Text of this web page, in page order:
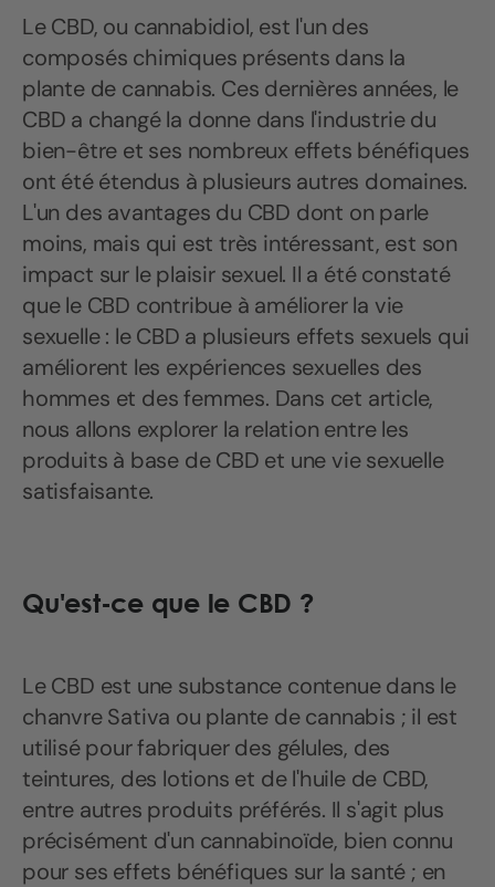
Le CBD, ou cannabidiol, est l'un des
composés chimiques présents dans la
plante de cannabis. Ces dernières années, le
CBD a changé la donne dans l'industrie du
bien-être et ses nombreux effets bénéfiques
ont été étendus à plusieurs autres domaines.
L'un des avantages du CBD dont on parle
moins, mais qui est très intéressant, est son
impact sur le plaisir sexuel. Il a été constaté
que le CBD contribue à améliorer la vie
sexuelle : le CBD a plusieurs effets sexuels qui
améliorent les expériences sexuelles des
hommes et des femmes. Dans cet article,
nous allons explorer la relation entre les
produits à base de CBD et une vie sexuelle
satisfaisante.
Qu'est-ce que le CBD ?
Le CBD est une substance contenue dans le
chanvre Sativa ou plante de cannabis ; il est
utilisé pour fabriquer des gélules, des
teintures, des lotions et de l'huile de CBD,
entre autres produits préférés. Il s'agit plus
précisément d'un cannabinoïde, bien connu
pour ses effets bénéfiques sur la santé ; en